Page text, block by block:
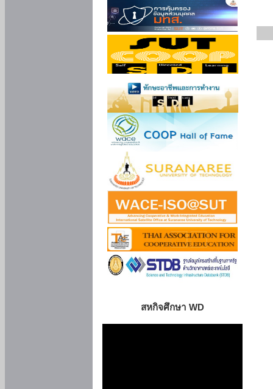
สหกิจศึกษา WD